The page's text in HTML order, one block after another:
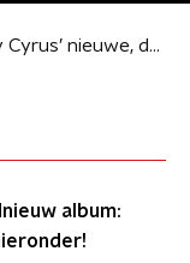
Something Beautiful: Miley Cyrus’ nieuwe, door Pink Floyd-geïnspireerde album
album: